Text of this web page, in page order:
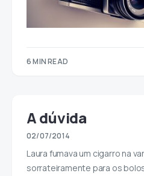
6 MIN READ
A dúvida
02/07/2014
Laura fumava um cigarro na
sorrateiramente para os